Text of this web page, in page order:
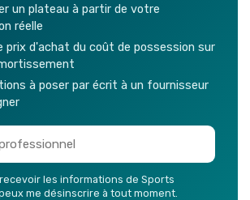
un plateau à partir de votre
réelle
prix d'achat du coût de possession sur
à poser par écrit à un fournisseur
les informations de Sports
me désinscrire à tout moment.